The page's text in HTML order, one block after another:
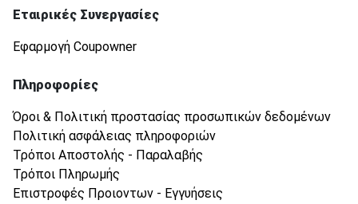
Εταιρικές Συνεργασίες
Εφαρμογή Coupowner
Πληροφορίες
Όροι & Πολιτική προστασίας προσωπικών δεδομένων
Πολιτική ασφάλειας πληροφοριών
Τρόποι Αποστολής - Παραλαβής
Τρόποι Πληρωμής
Επιστροφές Προιοντων - Εγγυήσεις